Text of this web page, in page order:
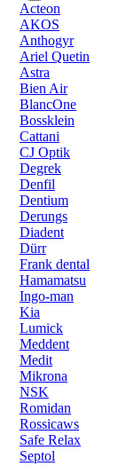
Acteon
AKOS
Anthogyr
Ariel Quetin
Astra
Bien Air
BlancOne
Bossklein
Cattani
CJ Optik
Degrek
Denfil
Dentium
Derungs
Diadent
Dürr
Frank dental
Hamamatsu
Ingo-man
Kia
Lumick
Meddent
Medit
Mikrona
NSK
Romidan
Rossicaws
Safe Relax
Septol